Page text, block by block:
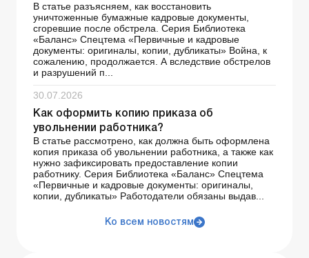
В статье разъясняем, как восстановить
уничтоженные бумажные кадровые документы,
сгоревшие после обстрела. Серия Библиотека
«Баланс» Спецтема «Первичные и кадровые
документы: оригиналы, копии, дубликаты» Война, к
сожалению, продолжается. А вследствие обстрелов
и разрушений п...
30.07.2026
Как оформить копию приказа об
увольнении работника?
В статье рассмотрено, как должна быть оформлена
копия приказа об увольнении работника, а также как
нужно зафиксировать предоставление копии
работнику. Серия Библиотека «Баланс» Спецтема
«Первичные и кадровые документы: оригиналы,
копии, дубликаты» Работодатели обязаны выдав...
Ко всем новостям